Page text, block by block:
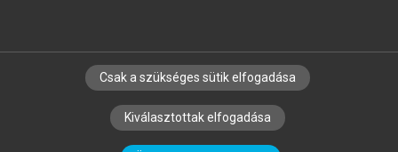
SZERZŐKNEK CÉGEKNEK KÖNYVTÁROSOKNAK
SZERKESZTÉSI ÉS LEKTORÁLÁSI ALAPELVEK
Csak a szükséges sütik elfogadása
Kiválasztottak elfogadása